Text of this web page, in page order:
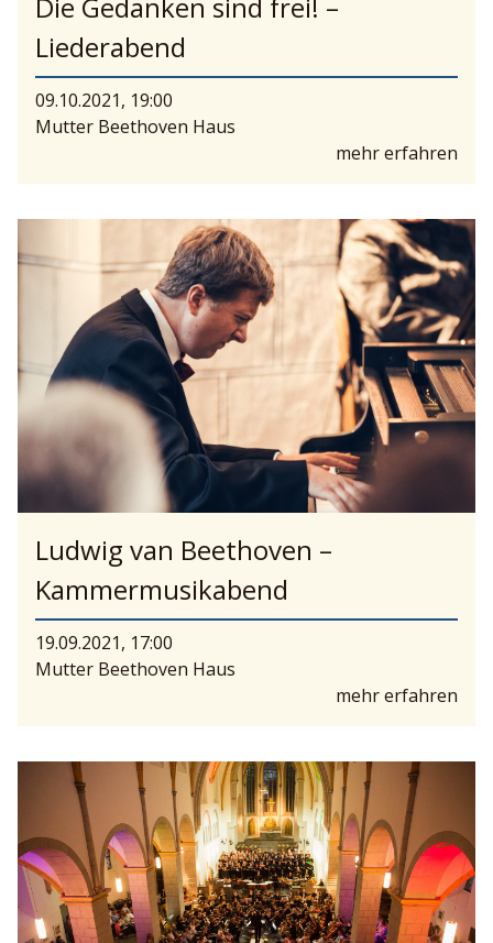
Liederabend
09.10.2021, 19:00
Mutter Beethoven Haus
mehr erfahren
Ludwig van Beethoven –
Kammermusikabend
19.09.2021, 17:00
Mutter Beethoven Haus
mehr erfahren